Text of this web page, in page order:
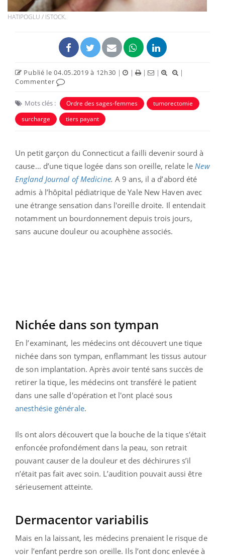
HATIPOGLU / ISTOCK.
Publié le 04.05.2019 à 12h30 | | | |
|
Commenter
Mots clés : Ordre des sages-femmes
tumorectomie
surcharge
tiers payant
Un petit garçon du Connecticut a failli devenir sourd à
cause… d’une tique logée dans son oreille, relate le New
England Journal of Medicine. A 9 ans, il a d’abord été
admis à l’hôpital pédiatrique de Yale New Haven avec
une étrange sensation dans l'oreille droite. Il entendait
notamment un bourdonnement depuis trois jours,
sans aucune douleur ou acouphène associés.
Nichée dans son tympan
En l’examinant, les médecins ont découvert une tique
nichée dans son tympan, enflammant les tissus autour
de son implantation. Après avoir tenté sans succès de
retirer la tique, les médecins ont transféré le patient
dans une salle d'opération et l'ont placé sous
anesthésie générale.
Ils ont alors découvert que la bouche de la tique s'était
enfoncée profondément dans la peau, son retrait
pouvant causer de la douleur et des déchirures s’il
n’était pas fait avec soin. L’audition pouvait aussi être
sérieusement atteinte.
Dermacentor variabilis
Mais en la laissant, les médecins prenaient le risque de
voir l’enfant perdre son oreille. Ils l’ont donc enlevée à